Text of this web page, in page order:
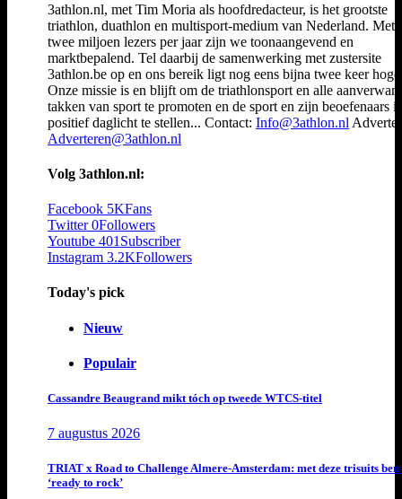
3athlon.nl, met Tim Moria als hoofdredacteur, is het grootste
triathlon, duathlon en multisport-medium van Nederland. Met
twee miljoen lezers per jaar zijn we toonaangevend en
marktbepalend. Tel daarbij de samenwerking met zustersite
3athlon.be op en ons bereik ligt nog eens bijna twee keer
Onze missie is en blijft om de triathlonsport en alle
takken van sport te promoten en de sport en zijn beoefenaars
positief daglicht te stellen... Contact: Info@3athlon.nl
Adverteren@3athlon.nl
Volg 3athlon.nl:
Facebook 5KFans
Twitter 0Followers
Youtube 401 Subscriber
Instagram 3.2KFollowers
Today's pick
Nieuw
Populair
Cassandre Beaugrand mikt tóch op tweede WTCS-titel
7 augustus 2026
TRIAT x Road to Challenge Almere-Amsterdam: met deze trisuits ben
‘ready to rock’